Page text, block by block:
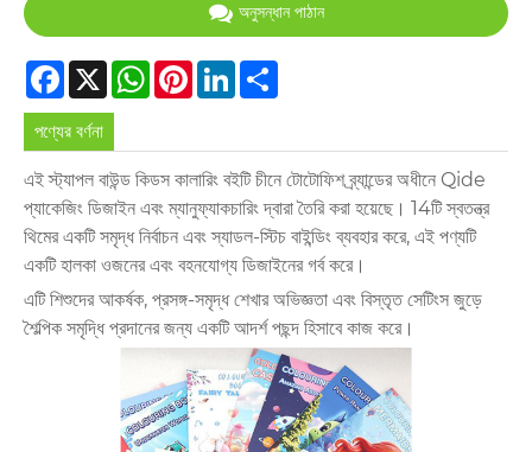
অনুসন্ধান পাঠান
Facebook
X WhatsApp
PinterestLinkedIn
পণ্যের বর্ণনা
এই স্ট্যাপল বাউন্ড কিডস কালারিং বইটি চীনে টোটোফিশ ব্র্যান্ডের অধীনে Qide
প্যাকেজিং ডিজাইন এবং ম্যানুফ্যাকচারিং দ্বারা তৈরি করা হয়েছে। 14টি স্বতন্ত্র
থিমের একটি সমৃদ্ধ নির্বাচন এবং স্যাডল-স্টিচ বাইন্ডিং ব্যবহার করে, এই পণ্যটি
একটি হালকা ওজনের এবং বহনযোগ্য ডিজাইনের গর্ব করে।
এটি শিশুদের আকর্ষক, প্রসঙ্গ-সমৃদ্ধ শেখার অভিজ্ঞতা এবং বিস্তৃত সেটিংস জুড়ে
শৈল্পিক সমৃদ্ধি প্রদানের জন্য একটি আদর্শ পছন্দ হিসাবে কাজ করে।